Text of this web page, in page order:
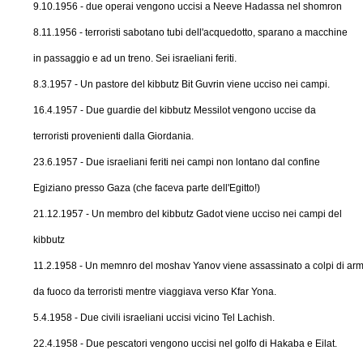
9.10.1956 - due operai vengono uccisi a Neeve Hadassa nel shomron
8.11.1956 - terroristi sabotano tubi dell'acquedotto, sparano a macchine
in passaggio e ad un treno. Sei israeliani feriti.
8.3.1957 - Un pastore del kibbutz Bit Guvrin viene ucciso nei campi.
16.4.1957 - Due guardie del kibbutz Messilot vengono uccise da
terroristi provenienti dalla Giordania.
23.6.1957 - Due israeliani feriti nei campi non lontano dal confine
Egiziano presso Gaza (che faceva parte dell'Egitto!)
21.12.1957 - Un membro del kibbutz Gadot viene ucciso nei campi del
kibbutz
11.2.1958 - Un memnro del moshav Yanov viene assassinato a colpi di
da fuoco da terroristi mentre viaggiava verso Kfar Yona.
5.4.1958 - Due civili israeliani uccisi vicino Tel Lachish.
22.4.1958 - Due pescatori vengono uccisi nel golfo di Hakaba e Eilat.